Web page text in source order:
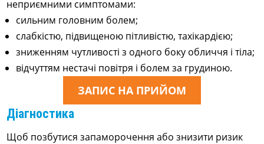
неприємними симптомами:
сильним головним болем;
слабкістю, підвищеною пітливістю, тахікардією;
зниженням чутливості з одного боку обличчя і тіла;
відчуттям нестачі повітря і болем за грудиною.
ЗАПИС НА ПРИЙОМ
Діагностика
Щоб позбутися запаморочення або знизити ризик